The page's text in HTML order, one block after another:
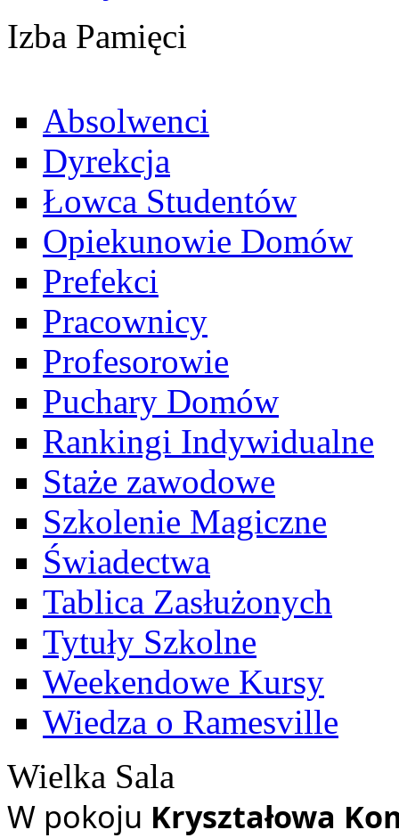
Izba Pamięci
Absolwenci
Dyrekcja
Łowca Studentów
Opiekunowie Domów
Prefekci
Pracownicy
Profesorowie
Puchary Domów
Rankingi Indywidualne
Staże zawodowe
Szkolenie Magiczne
Świadectwa
Tablica Zasłużonych
Tytuły Szkolne
Weekendowe Kursy
Wiedza o Ramesville
Wielka Sala
W pokoju Kryształowa